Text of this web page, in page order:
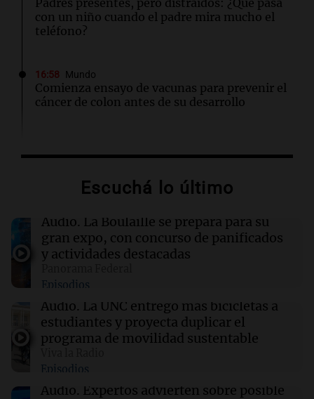
Padres presentes, pero distraídos: ¿Qué pasa
con un niño cuando el padre mira mucho el
teléfono?
16:58 Mundo
Comienza ensayo de vacunas para prevenir el
cáncer de colon antes de su desarrollo
El sistema Lince permitió detener a
“Lichi” Romero
El impacto del calor extremo en la vida diaria
de los estadounidenses, según reciente
Espectáculos
Zulma Lobato fue hallada en situación de calle
en Paraná y quedó bajo asistencia municipal
16:50 Mundo
Escuchá lo último
Audio. La Boulaille se prepara para su
gran expo, con concurso de panificados
y actividades destacadas
Episodios
Audio. La UNC entregó más bicicletas a
estudiantes y proyecta duplicar el
programa de movilidad sustentable
Episodios
Audio. Expertos advierten sobre posible